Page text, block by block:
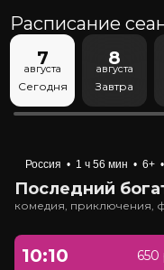
Расписание
7
августа
Сегодня
8
августа
Завтра
Россия • 1 ч 56 мин • 6+ •
Последний
комедия, приключения,
10:10 650